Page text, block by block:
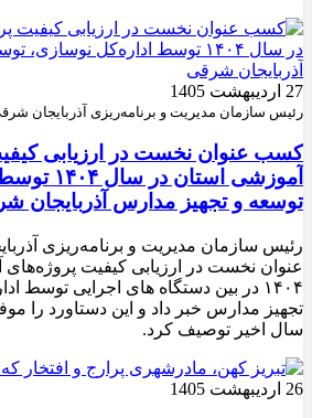
27 اردیبهشت 1405
رئیس سازمان مدیریت و برنامه‌ریزی آذربایجان
کسب عنوان نخست در ارزیابی
آموزشی
توسعه و تجهیز مدارس آذربایجان
رئیس سازمان مدیریت و برنامه‌ریزی
عنوان نخست در ارزیابی کیفیت
۱۴۰۴ در بین دستگاه های اجرایی توسط
سال اخیر توصیف کرد.
26 اردیبهشت 1405